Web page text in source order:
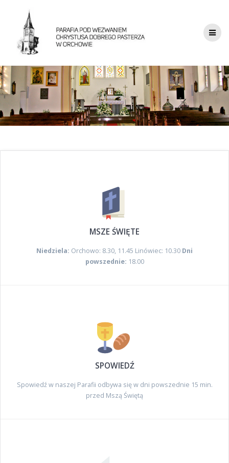
MSZE ŚWIĘTE
Niedziela: Orchowo: 8.30, 11.45 Linówiec: 10.30 Dni
powszednie: 18.00
SPOWIEDŹ
Spowiedź w naszej Parafii odbywa się w dni powszednie 15 min.
przed Mszą Świętą